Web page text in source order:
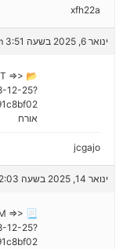
xfh22a
ינואר 6, 2025 בשעה 3:51 am
=>>
12-25?
📂
אורח
jcgajo
ינואר 14, 2025 בשעה 2:03 am
=>>
12-25?
📃